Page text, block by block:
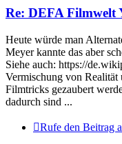
Re: DEFA Filmwelt
Heute würde man
Meyer kannte das aber
Siehe auch: https://
Vermischung von
Filmtricks gezaubert
dadurch sind ...
Rufe den Beitrag